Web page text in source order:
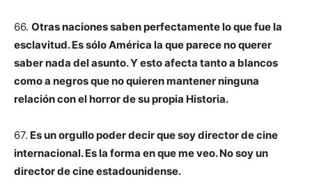
66. Otras naciones saben perfectamente lo que fue la
esclavitud. Es sólo América la que parece no querer
saber nada del asunto. Y esto afecta tanto a blancos
como a negros que no quieren mantener ninguna
relación con el horror de su propia Historia.
67. Es un orgullo poder decir que soy director de cine
internacional. Es la forma en que me veo. No soy un
director de cine estadounidense.